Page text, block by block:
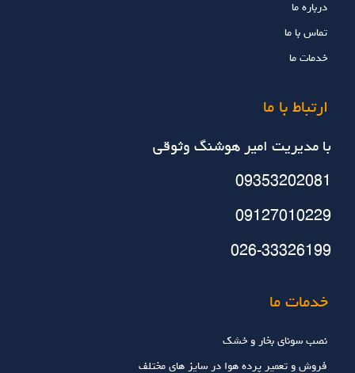
درباره ما
تماس با ما
خدمات ما
ارتباط با ما
با مديريت امير هوشنگ وثوقي
09353202081
09127010229
026-33326199
خدمات ما
نصب سونای بخار و خشک
فروش و تعمیر پرده هوا در سایز های مختلف